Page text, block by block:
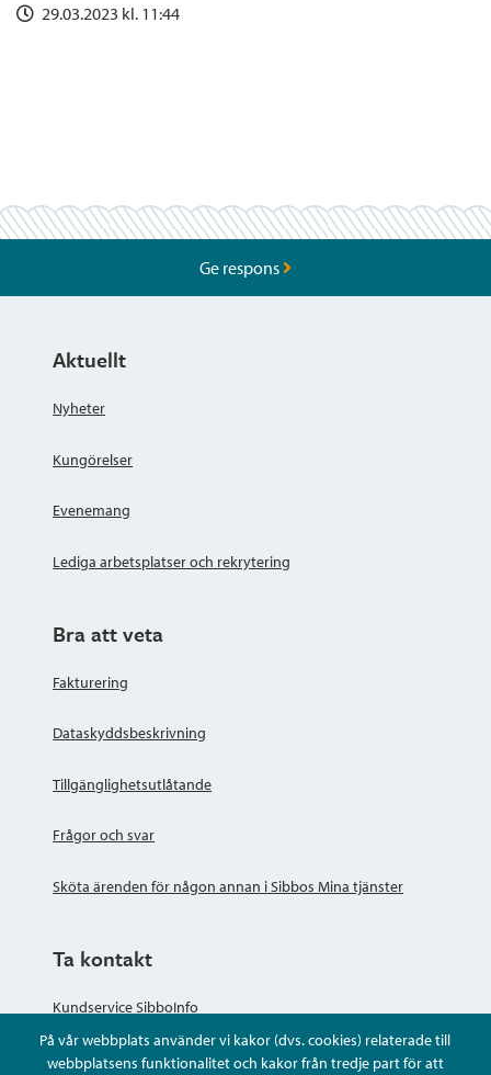
29.03.2023 kl. 11:44
På vår webbplats använder vi kakor (dvs. cookies) relaterade till
webbplatsens funktionalitet och kakor från tredje part för att
Ge respons
Aktuellt
Nyheter
Kungörelser
Evenemang
Lediga arbetsplatser och rekrytering
Bra att veta
Fakturering
Dataskyddsbeskrivning
Tillgänglighetsutlåtande
Frågor och svar
Sköta ärenden för någon annan i Sibbos Mina tjänster
Ta kontakt
Kundservice SibboInfo
Ge anonym respons